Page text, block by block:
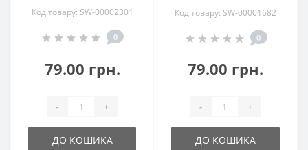
Код товару: SW-00002301
0
79.00 грн.
- +
ДО КОШИКА
Код товару: SW-00001682
0
79.00 грн.
- +
ДО КОШИКА